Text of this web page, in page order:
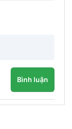
Bình luận